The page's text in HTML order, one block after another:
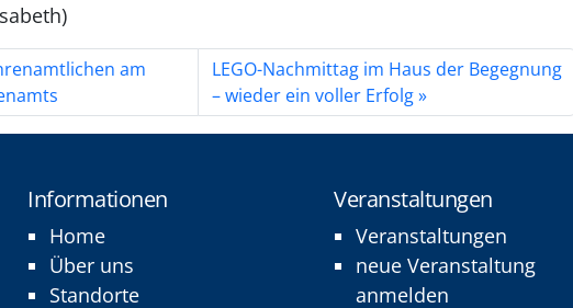
am
LEGO-Nachmittag im Haus der Begegnung
– wieder ein voller Erfolg
Informationen
Home
Über uns
Standorte
Veranstaltungen
Veranstaltungen
neue Veranstaltung
anmelden